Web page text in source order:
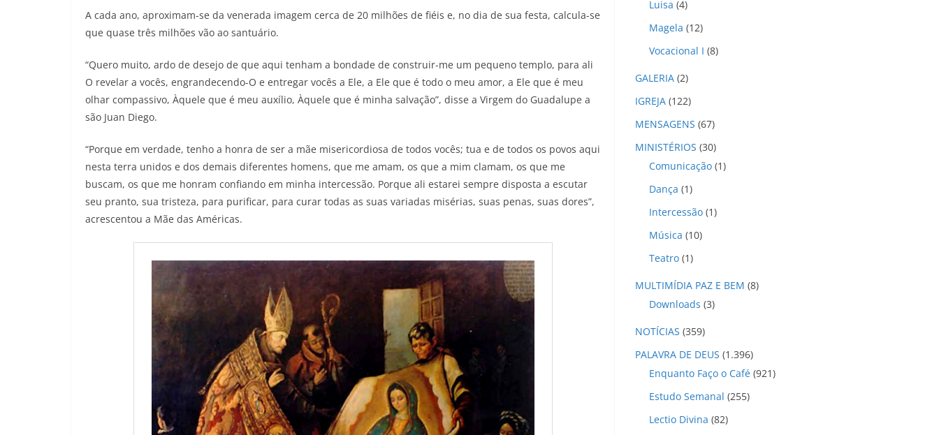
A cada ano, aproximam-se da venerada imagem cerca de 20 milhões de fiéis e, no dia de sua festa, calcula-se
que quase três milhões vão ao santuário.
“Quero muito, ardo de desejo de que aqui tenham a bondade de construir-me um pequeno templo, para ali
O revelar a vocês, engrandecendo-O e entregar vocês a Ele, a Ele que é todo o meu amor, a Ele que é meu
olhar compassivo, Àquele que é meu auxílio, Àquele que é minha salvação”, disse a Virgem do Guadalupe a
são Juan Diego.
“Porque em verdade, tenho a honra de ser a mãe misericordiosa de todos vocês; tua e de todos os povos aqui
nesta terra unidos e dos demais diferentes homens, que me amam, os que a mim clamam, os que me
buscam, os que me honram confiando em minha intercessão. Porque ali estarei sempre disposta a escutar
seu pranto, sua tristeza, para purificar, para curar todas as suas variadas misérias, suas penas, suas dores”,
acrescentou a Mãe das Américas.
Luisa (4)
Magela (12)
Vocacional I (8)
GALERIA (2)
IGREJA (122)
MENSAGENS (67)
MINISTÉRIOS (30)
Comunicação (1)
Dança (1)
Intercessão (1)
Música (10)
Teatro (1)
MULTIMÍDIA PAZ E BEM (8)
Downloads (3)
NOTÍCIAS (359)
PALAVRA DE DEUS (1.396)
Enquanto Faço o Café (921)
Estudo Semanal (255)
Lectio Divina (82)